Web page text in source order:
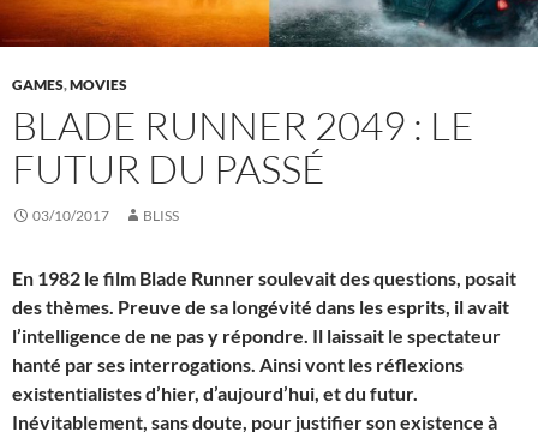
GAMES,MOVIES
BLADE RUNNER 2049 : LE
FUTUR DU PASSÉ
03/10/2017 BLISS
En 1982 le film Blade Runner soulevait des questions, posait
des thèmes. Preuve de sa longévité dans les esprits, il avait
l’intelligence de ne pas y répondre. Il laissait le spectateur
hanté par ses interrogations. Ainsi vont les réflexions
existentialistes d’hier, d’aujourd’hui, et du futur.
Inévitablement, sans doute, pour justifier son existence à